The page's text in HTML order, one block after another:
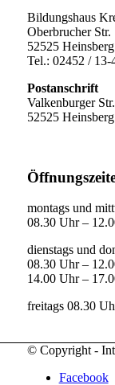
Bildungshaus
Oberbrucher Str.
52525 Heinsberg
Tel.: 02452 / 13-
Postanschrift
Valkenburger
52525 Heinsberg
montags und
08.30 Uhr –
dienstags und
08.30 Uhr –
14.00 Uhr –
freitags 08.30
© Copyright -
Facebook